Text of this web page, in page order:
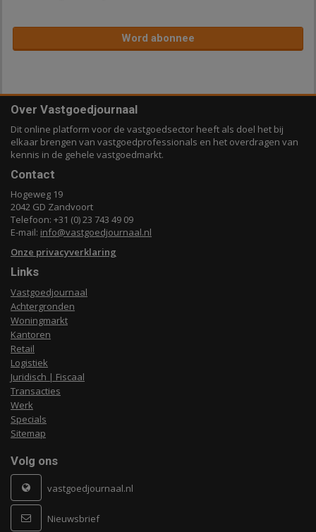
Word abonnee
Over Vastgoedjournaal
Dit online platform voor de vastgoedsector heeft als doel het bij
elkaar brengen van vastgoedprofessionals en het overdragen van
kennis in de gehele vastgoedmarkt.
Contact
Hogeweg 19
2042 GD Zandvoort
Telefoon: +31 (0) 23 743 49 09
E-mail: info@vastgoedjournaal.nl
Onze privacyverklaring
Links
Vastgoedjournaal
Achtergronden
Woningmarkt
Kantoren
Retail
Logistiek
Juridisch | Fiscaal
Transacties
Werk
Specials
Sitemap
Volg ons
vastgoedjournaal.nl
Nieuwsbrief